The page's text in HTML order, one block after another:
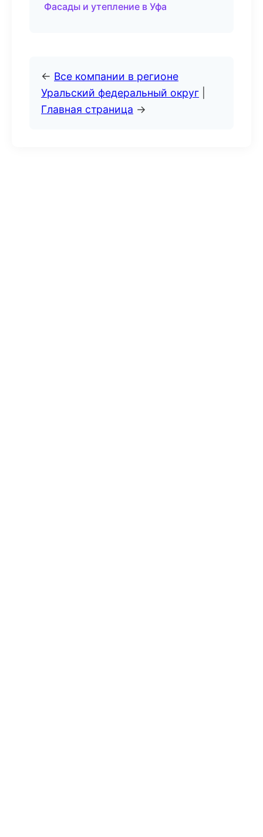
Фасады и утепление в Уфа
← Все компании в регионе
Уральский федеральный округ
Главная страница →